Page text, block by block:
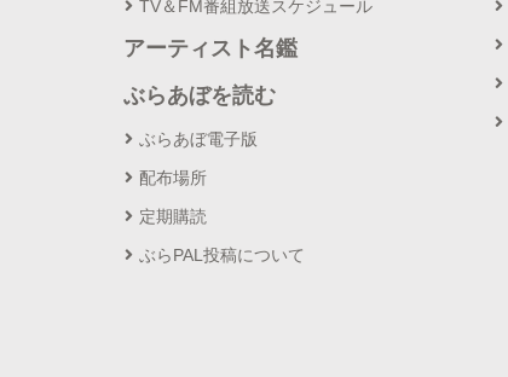
TV＆FM番組放送スケジュール
アーティスト名鑑
ぶらあぼを読む
ぶらあぼ電子版
配布場所
定期購読
ぶらPAL投稿について